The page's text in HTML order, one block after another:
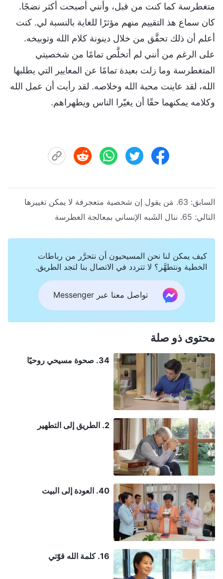
متغطرسة كما كنت من قبل، وأنني أصبحت أكثر نضجًا.
كان سماع هذ التقييم منهم مؤثرًا للغاية بالنسبة لي. كنت
أعلم أن ذلك تحقَّق من خلال دينونة كلام الله وتوبيخه.
على الرغم من أنني لم أتخلَّص تمامًا من شخصيتي
المتغطرسة وما زلت بعيدة تمامًا عن المعايير التي يطلبها
الله، لقد عاينت محبة الله وخلاصه. لقد رأيت أن عمل الله
وكلامه يمكنهما حقًا أن يغيّرا الناس ويطهراهم.
السابق: 63. مَن يقول إن شخصية متعجرفة لا يمكن تغييرها
التالي: 65. ننال الشَبه الإنساني بمعالجة الغطرسة
كيف يمكن لنا نحن المسيحيون أن نتحرَّر من رباطات
الخطية ونتطهَّر؟ لا تتردد في الاتصال بنا لتجد الطريق.
تواصل معنا عبر Messenger
محتوى ذو صلة
34. صحوة مسيحي روحيًا
2. الطريق إلى التطهير
40. العودة إلى البيت
16. كلمة الله قوّتي